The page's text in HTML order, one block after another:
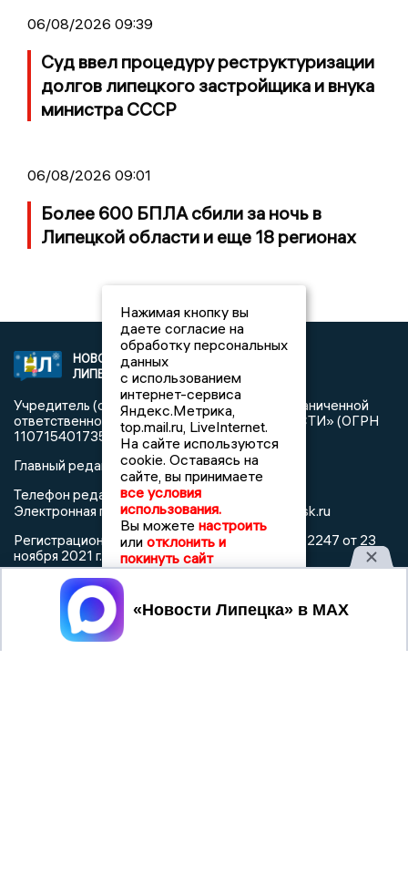
06/08/2026 09:39
Суд ввел процедуру реструктуризации
долгов липецкого застройщика и внука
министра СССР
06/08/2026 09:01
Более 600 БПЛА сбили за ночь в
Липецкой области и еще 18 регионах
НОВОСТИ
ЛИПЕЦКА
2021 © NEWSLIPETSK.RU | СИ
«Новости Липецка»
Учредитель (соучредители): Общество с ограниченной
ответственностью «РЕГИОНАЛЬНЫЕ НОВОСТИ» (ОГРН
1107154017354)
Главный редактор: Герцог Е.Г.
Телефон редакции: +7 903 699 9427
Электронная почта редакции:info@newslipetsk.ru
Регистрационный номер: серия Эл № ФС77-82247 от 23
ноября 2021 г. согласно выписке из реестра
зарегистрированных средств массовой информации
выдана Федеральной службой по надзору в сфере связи,
информационных технологий и массовых коммуникаций
Нажимая кнопку вы
даете согласие на
обработку персональных
данных
с использованием
интернет-сервиса
Яндекс.Метрика,
top.mail.ru, LiveInternet.
На сайте используются
cookie. Оставаясь на
сайте, вы принимаете
все условия
использования.
Вы можете настроить
или отклонить и
покинуть сайт
Принять